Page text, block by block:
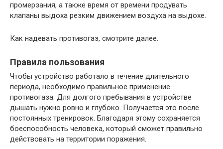
промерзания, а также время от времени продувать
клапаны выдоха резким движением воздуха на выдохе.
Как надевать противогаз, смотрите далее.
Правила пользования
Чтобы устройство работало в течение длительного
периода, необходимо правильное применение
противогаза. Для долгого пребывания в устройстве
дышать нужно ровно и глубоко. Получается это после
постоянных тренировок. Благодаря этому сохраняется
боеспособность человека, который сможет правильно
действовать на территории поражения.